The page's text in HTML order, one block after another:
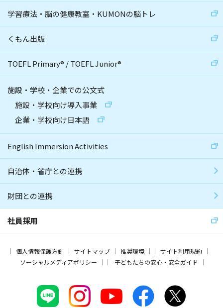
学習療法・脳の健康教室・KUMONの脳トレ
くもん出版
TOEFL Primary® /TOEFL Junior®
施設・学校・企業での公文式
施設・学校向け導入事業
企業・学校向け日本語
English Immersion Activities
自治体・省庁との連携
財団との連携
社員採用
個人情報保護方針 サイトマップ 推奨環境
サイト利用規約
ソーシャルメディアポリシー
子どもたちの安心・安全ガイド